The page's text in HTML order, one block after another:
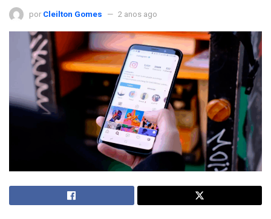
por Cleilton Gomes 2 anos ago